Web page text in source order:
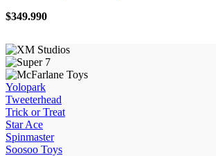
$349.990
Yolopark
Tweeterhead
Trick or Treat
Star Ace
Spinmaster
Soosoo Toys